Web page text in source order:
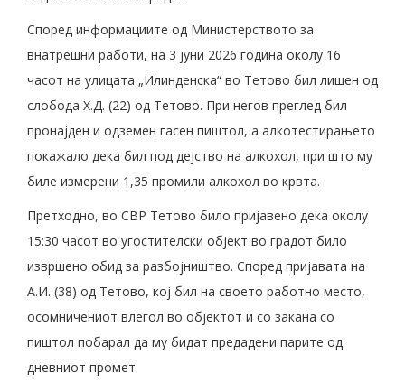
Според информациите од Министерството за
внатрешни работи, на 3 јуни 2026 година околу 16
часот на улицата „Илинденска“ во Тетово бил лишен од
слобода Х.Д. (22) од Тетово. При негов преглед бил
пронајден и одземен гасен пиштол, а алкотестирањето
покажало дека бил под дејство на алкохол, при што му
биле измерени 1,35 промили алкохол во крвта.
Претходно, во СВР Тетово било пријавено дека околу
15:30 часот во угостителски објект во градот било
извршено обид за разбојништво. Според пријавата на
А.И. (38) од Тетово, кој бил на своето работно место,
осомничениот влегол во објектот и со закана со
пиштол побарал да му бидат предадени парите од
дневниот промет.